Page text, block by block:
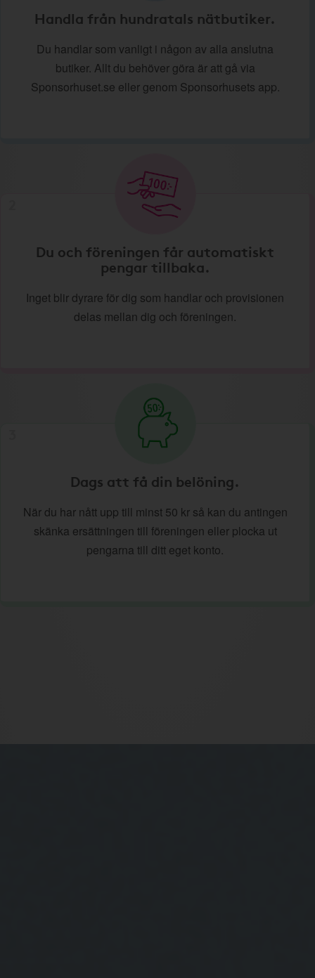
Handla från hundratals nätbutiker.
Du handlar som vanligt i någon av alla anslutna
butiker. Allt du behöver göra är att gå via
Sponsorhuset.se eller genom Sponsorhusets app.
Du och föreningen får automatiskt
pengar tillbaka.
Inget blir dyrare för dig som handlar och provisionen
delas mellan dig och föreningen.
Dags att få din belöning.
När du har nått upp till minst 50 kr så kan du antingen
skänka ersättningen till föreningen eller plocka ut
pengarna till ditt eget konto.